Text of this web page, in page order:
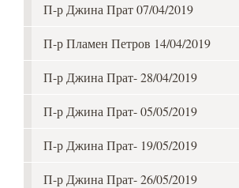
П-р Джина Прат 07/04/2019
П-р Пламен Петров 14/04/2019
П-р Джина Прат- 28/04/2019
П-р Джина Прат- 05/05/2019
П-р Джина Прат- 19/05/2019
П-р Джина Прат- 26/05/2019